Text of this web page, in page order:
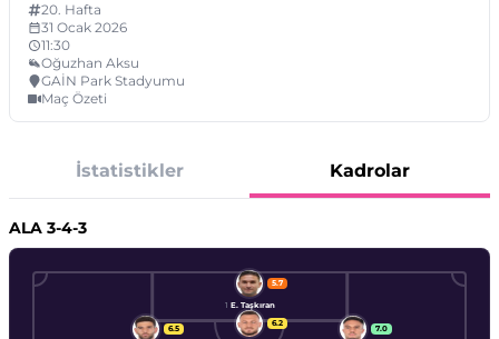
20. Hafta
31 Ocak 2026
11:30
Oğuzhan Aksu
GAİN Park Stadyumu
Maç Özeti
İstatistikler Kadrolar
ALA 3-4-3
5.7
1 E. Taşkıran
7.0
6.2
6.5